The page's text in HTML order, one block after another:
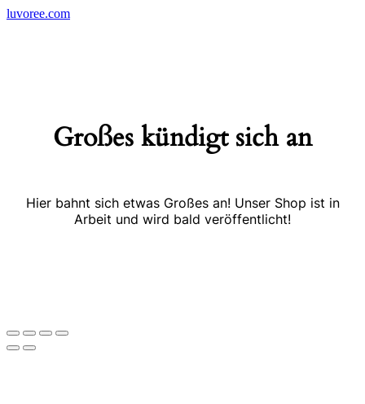
Skip
luvoree.com
Großes kündigt sich an
Hier bahnt sich etwas Großes an! Unser Shop ist in
Arbeit und wird bald veröffentlicht!